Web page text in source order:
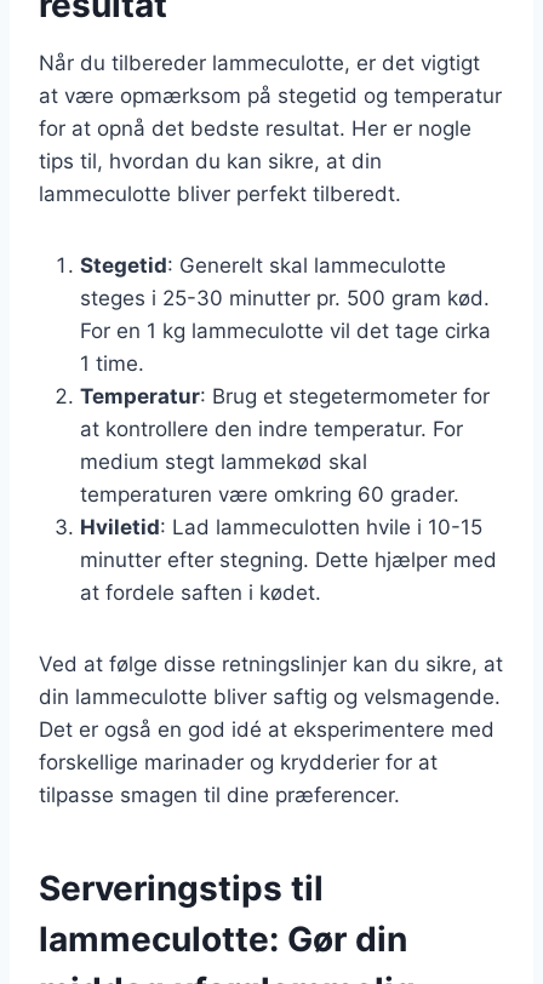
Når du tilbereder lammeculotte, er det vigtigt
at være opmærksom på stegetid og temperatur
for at opnå det bedste resultat. Her er nogle
tips til, hvordan du kan sikre, at din
lammeculotte bliver perfekt tilberedt.
Stegetid: Generelt skal lammeculotte
steges i 25-30 minutter pr. 500 gram kød.
For en 1 kg lammeculotte vil det tage cirka
1 time.
Temperatur: Brug et stegetermometer for
at kontrollere den indre temperatur. For
medium stegt lammekød skal
temperaturen være omkring 60 grader.
Hviletid: Lad lammeculotten hvile i 10-15
minutter efter stegning. Dette hjælper med
at fordele saften i kødet.
Ved at følge disse retningslinjer kan du sikre, at
din lammeculotte bliver saftig og velsmagende.
Det er også en god idé at eksperimentere med
forskellige marinader og krydderier for at
tilpasse smagen til dine præferencer.
Serveringstips til
lammeculotte: Gør din